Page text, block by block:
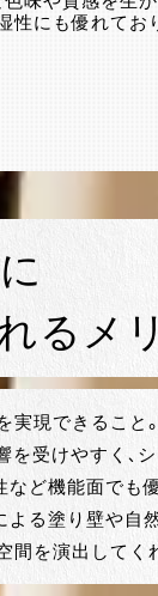
にも優れてお
るメ
現できること
受けやすく、
ど機能面でも
る塗り壁や自
を演出してく